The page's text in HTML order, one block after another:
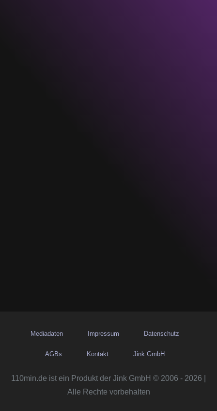
Mediadaten Impressum Datenschutz
AGBs Kontakt Jink GmbH
110min.de ist ein Produkt der Jink GmbH © 2006 - 2026 |
Alle Rechte vorbehalten